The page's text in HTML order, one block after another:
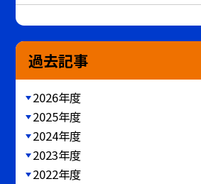
過去記事
2026年度
2025年度
2024年度
2023年度
2022年度